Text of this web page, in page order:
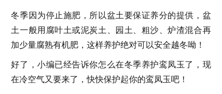
冬季因为停止施肥，所以盆土要保证养分的提供，盆
土一般用腐叶土或泥炭土、园土、粗沙、炉渣混合再
加少量腐熟有机肥，这样养护绝对可以安全越冬呦！
好了，小编已经告诉你怎么在冬季养护鸾凤玉了，现
在冷空气又要来了，快快保护起你的鸾凤玉吧！